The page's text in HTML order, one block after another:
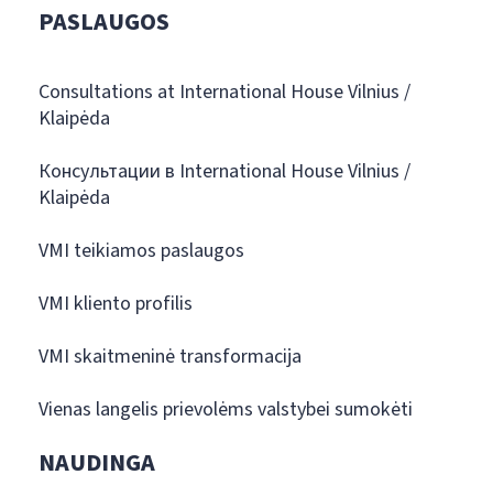
PASLAUGOS
Consultations at International House Vilnius /
Klaipėda
Консультации в International House Vilnius /
Klaipėda
VMI teikiamos paslaugos
VMI kliento profilis
VMI skaitmeninė transformacija
Vienas langelis prievolėms valstybei sumokėti
NAUDINGA